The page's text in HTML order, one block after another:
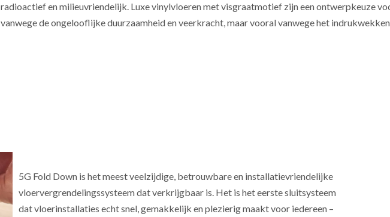
radioactief en milieuvriendelijk. Luxe vinylvloeren met visgraatmotief zijn een ontwerpkeuze
vanwege de ongelooflijke duurzaamheid en veerkracht, maar vooral vanwege het
5G Fold Down is het meest veelzijdige, betrouwbare en installatievriendelijke
vloervergrendelingssysteem dat verkrijgbaar is. Het is het eerste sluitsysteem
dat vloerinstallaties echt snel, gemakkelijk en plezierig maakt voor iedereen –